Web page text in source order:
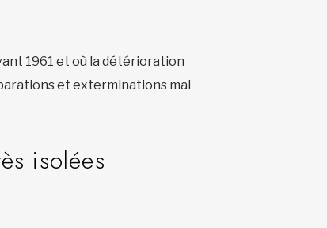
1961 et où la détérioration
et exterminations mal
isolées